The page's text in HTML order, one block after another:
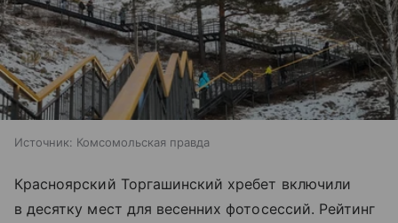
Источник: Комсомольская правда
Красноярский Торгашинский хребет включили
в десятку мест для весенних фотосессий. Рейтинг